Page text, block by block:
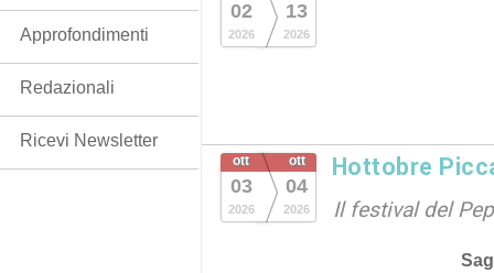
02
2026
13
2026
ott
03
2026
ott
04
2026
Hottobre
Il festival del
Approfondimenti
Redazionali
Ricevi Newsletter